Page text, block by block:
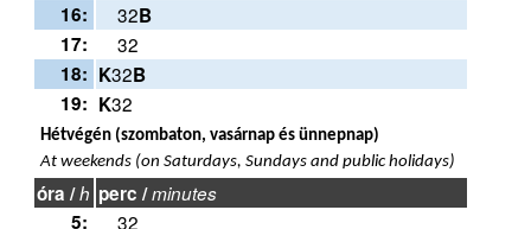
16:
32B
17:
32
18: K32B
19: K32
Hétvégén (szombaton, vasárnap és ünnepnap)
At weekends (on Saturdays, Sundays and public holidays)
óra /h perc /minutes
5:
32